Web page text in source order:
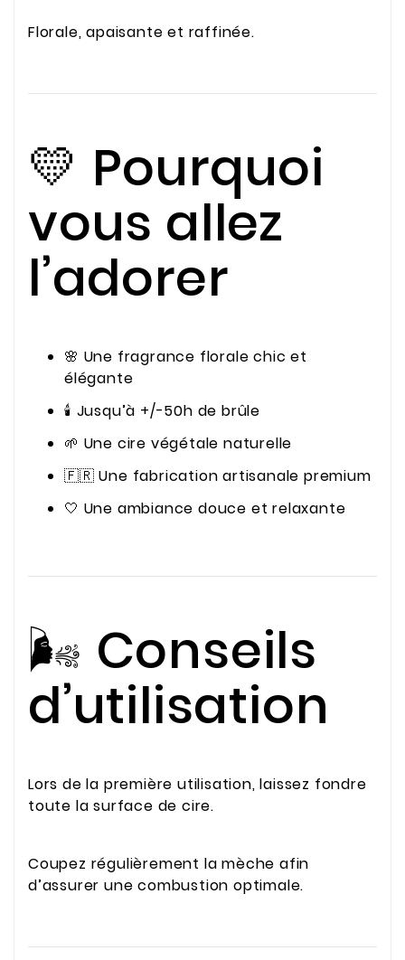
Florale, apaisante et raffinée.
💛 Pourquoi
vous allez
l’adorer
🌸 Une fragrance florale chic et
élégante
🕯️ Jusqu’à +/-50h de brûle
🌱 Une cire végétale naturelle
🇫🇷 Une fabrication artisanale premium
🤍 Une ambiance douce et relaxante
🌬️ Conseils
d’utilisation
Lors de la première utilisation, laissez fondre
toute la surface de cire.
Coupez régulièrement la mèche afin
d’assurer une combustion optimale.